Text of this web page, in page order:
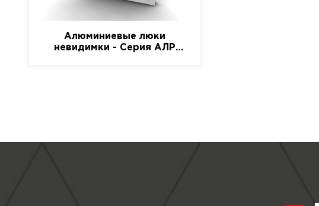
Алюминиевые люки
невидимки - Серия АЛР